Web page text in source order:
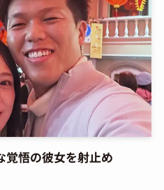
覚悟の彼女を射止め